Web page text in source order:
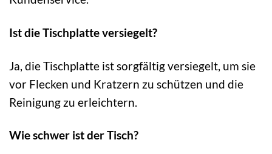
Ist die Tischplatte versiegelt?
Ja, die Tischplatte ist sorgfältig versiegelt, um sie
vor Flecken und Kratzern zu schützen und die
Reinigung zu erleichtern.
Wie schwer ist der Tisch?